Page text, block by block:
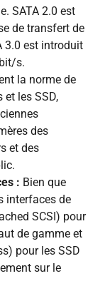
SATA 2.0 est
de transfert de
3.0 est introduit
s.
la norme de
les SSD,
des
et des
: Bien que
interfaces de
SCSI) pour
de gamme et
pour les SSD
sur le